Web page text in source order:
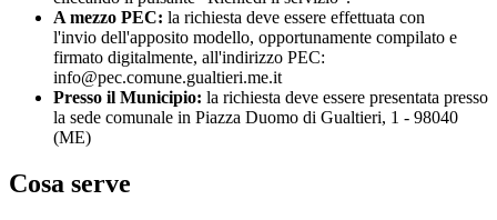
A mezzo PEC: la richiesta deve essere effettuata con
l'invio dell'apposito modello, opportunamente compilato e
firmato digitalmente, all'indirizzo PEC:
info@pec.comune.gualtieri.me.it
Presso il Municipio: la richiesta deve essere presentata presso
la sede comunale in Piazza Duomo di Gualtieri, 1 - 98040
(ME)
Cosa serve